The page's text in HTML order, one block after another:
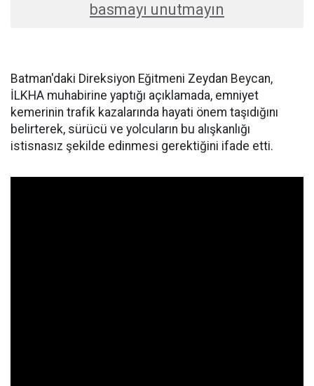
basmayı unutmayın
Batman'daki Direksiyon Eğitmeni Zeydan Beycan,
İLKHA muhabirine yaptığı açıklamada, emniyet
kemerinin trafik kazalarında hayati önem taşıdığını
belirterek, sürücü ve yolcuların bu alışkanlığı
istisnasız şekilde edinmesi gerektiğini ifade etti.